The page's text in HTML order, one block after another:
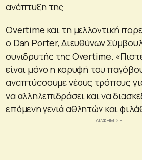
ανάπτυξη της
Overtime και τη μελλοντική
ο Dan Porter, Διευθύνων
συνιδρυτής της Overtime.
είναι μόνο η κορυφή του
αναπτύσσουμε νέους τρόπους
να αλληλεπιδράσει και να
επόμενη γενιά αθλητών και